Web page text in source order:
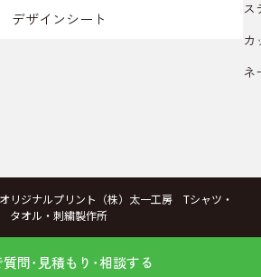
デザインシート
ス
カ
ネ
ジナルプリント（株）太一工房 Tシャツ・
タオル・刺繍製作所
質問･見積もり･相談する